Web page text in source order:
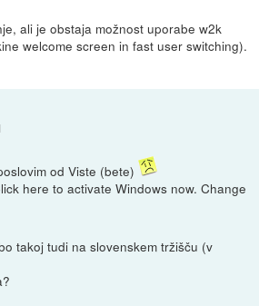
ali je obstaja možnost uporabe w2k
welcome screen in fast user switching).
od Viste (bete)
here to activate Windows now. Change
takoj tudi na slovenskem tržišču (v